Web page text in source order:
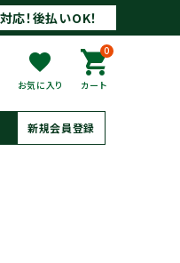
応！後払いOK！
お気に入り
0
カート
新規会員登録